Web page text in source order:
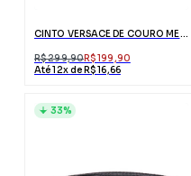
CINTO VERSACE DE COURO MEDUSA PALAZZO PRETO
R$ 299,90R$ 199,90
Até 12x de R$ 16,66
33%